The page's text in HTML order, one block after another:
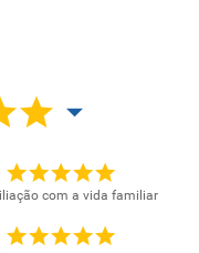
não especificados
preparados
com a vida familiar